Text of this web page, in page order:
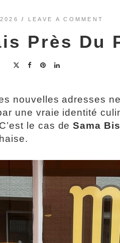
/ LEAVE A COMMENT
Près Du
nouvelles adresses
une vraie identité
le cas deSama